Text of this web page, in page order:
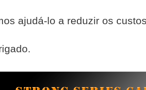
ajudá-lo a reduzir os